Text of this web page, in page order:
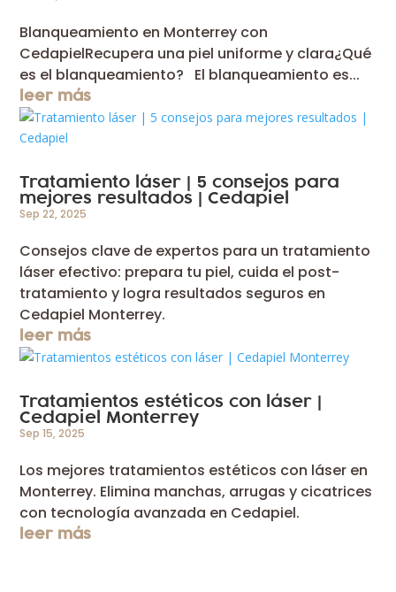
Blanqueamiento en Monterrey con
CedapielRecupera una piel uniforme y clara¿Qué
es el blanqueamiento? El blanqueamiento es...
leer más
Tratamiento láser | 5 consejos para
mejores resultados | Cedapiel
Sep 22, 2025
Consejos clave de expertos para un tratamiento
láser efectivo: prepara tu piel, cuida el post-
tratamiento y logra resultados seguros en
Cedapiel Monterrey.
leer más
Tratamientos estéticos con láser |
Cedapiel Monterrey
Sep 15, 2025
Los mejores tratamientos estéticos con láser en
Monterrey. Elimina manchas, arrugas y cicatrices
con tecnología avanzada en Cedapiel.
leer más